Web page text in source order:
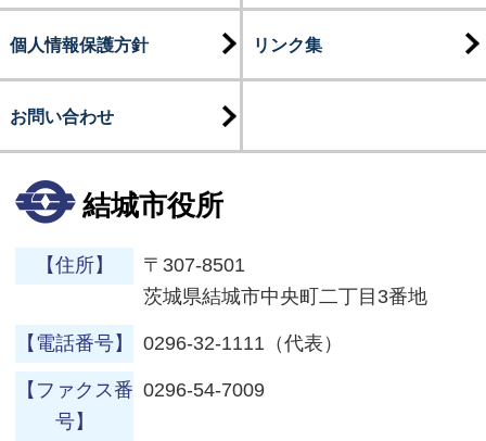
個人情報保護方針 リンク集
お問い合わせ
結城市役所
【住所】
〒307-8501
茨城県結城市中央町二丁目3番地
【電話番号】 0296-32-1111（代表）
【ファクス番
号】
0296-54-7009